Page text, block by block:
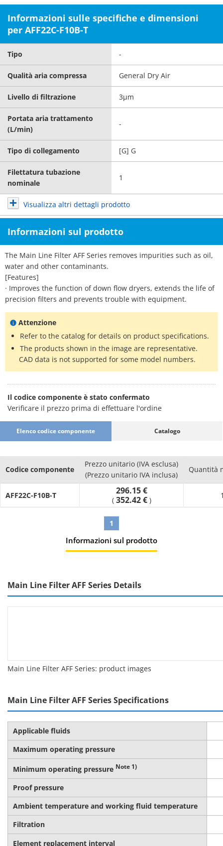
Informazioni sulle specifiche e dimensioni
per AFF22C-F10B-T
Tipo -
Qualità aria compressa General Dry Air
Livello di filtrazione 3μm
Portata aria trattamento
(L/min)
-
Tipo di collegamento [G] G
Filettatura tubazione
nominale
1
Visualizza altri dettagli prodotto
Informazioni sul prodotto
The Main Line Filter AFF Series removes impurities such as oil,
water and other contaminants.
[Features]
· Improves the function of down flow dryers, extends the life of
precision filters and prevents trouble with equipment.
Attenzione
Refer to the catalog for details on product specifications.
The products shown in the image are representative.
CAD data is not supported for some model numbers.
Il codice componente è stato confermato
Verificare il prezzo prima di effettuare l'ordine
Elenco codice componente Catalogo
Codice componente
Prezzo unitario (IVA esclusa)
(Prezzo unitario IVA inclusa)
Quantità
AFF22C-F10B-T 296.15 €
( 352.42 € )
1
Informazioni sul prodotto
Main Line Filter AFF Series Details
Main Line Filter AFF Series: product images
Main Line Filter AFF Series Specifications
Applicable fluids
Maximum operating pressure
Minimum operating pressure Note 1)
Proof pressure
Ambient temperature and working fluid temperature
Filtration
Element replacement interval